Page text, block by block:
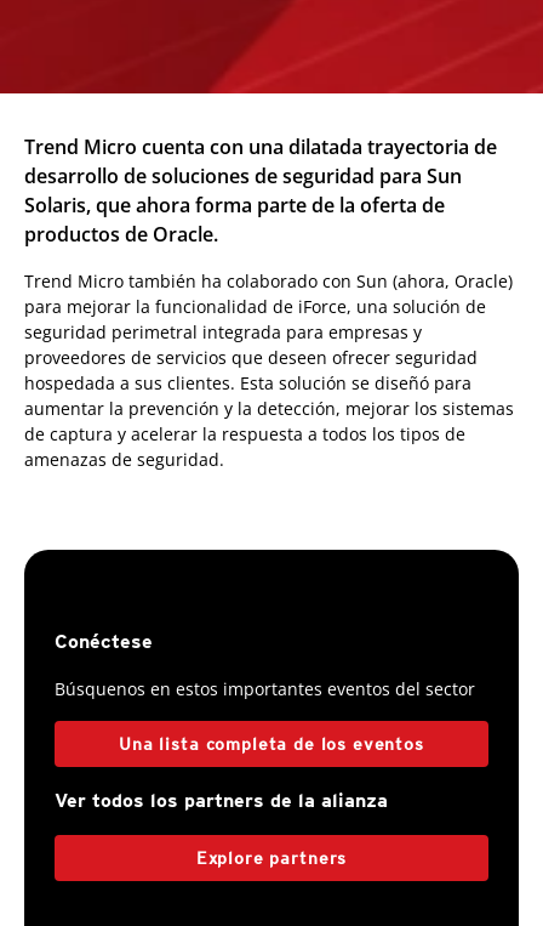
Trend Micro cuenta con una dilatada trayectoria de
desarrollo de soluciones de seguridad para Sun
Solaris, que ahora forma parte de la oferta de
productos de Oracle.
Trend Micro también ha colaborado con Sun (ahora, Oracle)
para mejorar la funcionalidad de iForce, una solución de
seguridad perimetral integrada para empresas y
proveedores de servicios que deseen ofrecer seguridad
hospedada a sus clientes. Esta solución se diseñó para
aumentar la prevención y la detección, mejorar los sistemas
de captura y acelerar la respuesta a todos los tipos de
amenazas de seguridad.
Conéctese
Búsquenos en estos importantes eventos del sector
Una lista completa de los eventos
Ver todos los partners de la alianza
Explore partners